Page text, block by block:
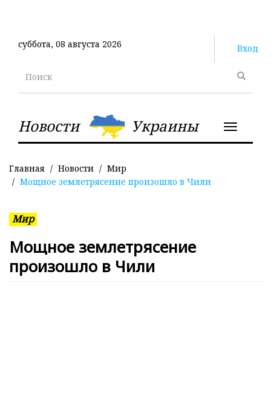
содержанию
суббота, 08 августа 2026 Вход
Поиск
Новости Украины
Toggle
Главная Новости
Мир
Мощное землетрясение произошло в Чили
Мощное землетрясение
произошло в Чили
Мир